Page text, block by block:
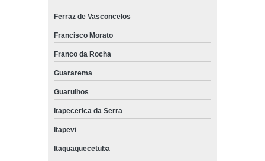
Ferraz de Vasconcelos
Francisco Morato
Franco da Rocha
Guararema
Guarulhos
Itapecerica da Serra
Itapevi
Itaquaquecetuba